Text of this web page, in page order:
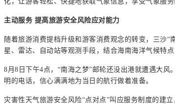
主动服务 提高旅游安全风险应对能力
随着旅游消费提档升级和游客消费观念的转变，三沙
星、雷达、自动站等观测手段，结合海南海洋气候特
8月8日下午4点，“南海之梦”邮轮还没出港就遭遇大
明的电话，信心满满地为当日的航行做着准备。
灾害性天气旅游安全风险“点对点”叫应服务制度的建